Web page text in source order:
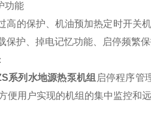
功能
高的保护、机油预加热定时开
保护、掉电记忆功能、启停频繁
系列水地源热泵机组 启停程序管
便用户实现的机组的集中监控和